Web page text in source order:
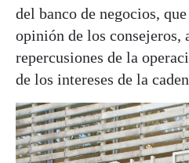
del banco de negocios,
opinión de los consejeros,
repercusiones de la
de los intereses de la